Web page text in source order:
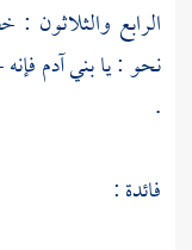
الرابع
نحو : يا بني آدم
.
فائدة :